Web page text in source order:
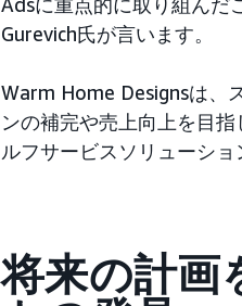
Gurevich氏が言います。
Warm Home Designsは、
ンの補完や売上向上を目
ルフサービスソリューショ
将来の計画